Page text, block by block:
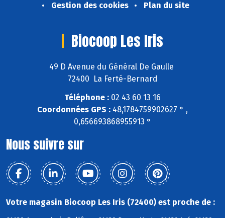
Gestion des cookies
Plan du site
Biocoop Les Iris
49 D Avenue du Général De Gaulle
72400 La Ferté-Bernard
Téléphone : 02 43 60 13 16
Coordonnées GPS : 48,1784759902627 ° ,
0,656693868955913 °
Nous suivre sur
Votre magasin Biocoop Les Iris (72400) est proche de :